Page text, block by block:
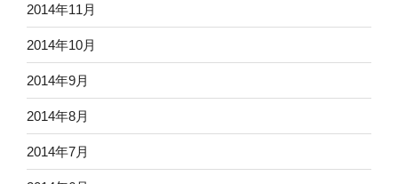
2014年11月
2014年10月
2014年9月
2014年8月
2014年7月